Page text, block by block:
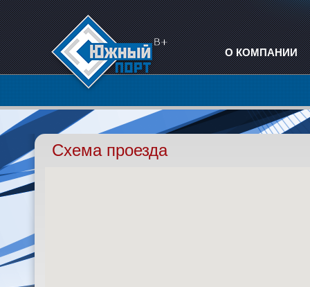
О КОМПАНИИ
Схема проезда